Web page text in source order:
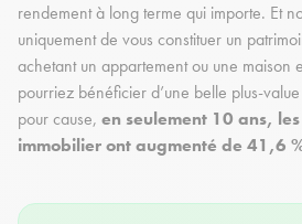
rendement à long terme qui importe. Et
uniquement de vous constituer un
achetant un appartement ou une maison
pourriez bénéficier d’une belle plus-
pour cause, en seulement 10 ans,
immobilier ont augmenté de 41,6